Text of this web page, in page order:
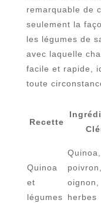
remarquable de
seulement la
les légumes de
avec laquelle
facile et rapide,
toute
Recette
Quinoa
et
légumes
Quinoa,
poivron,
oignon,
herbes